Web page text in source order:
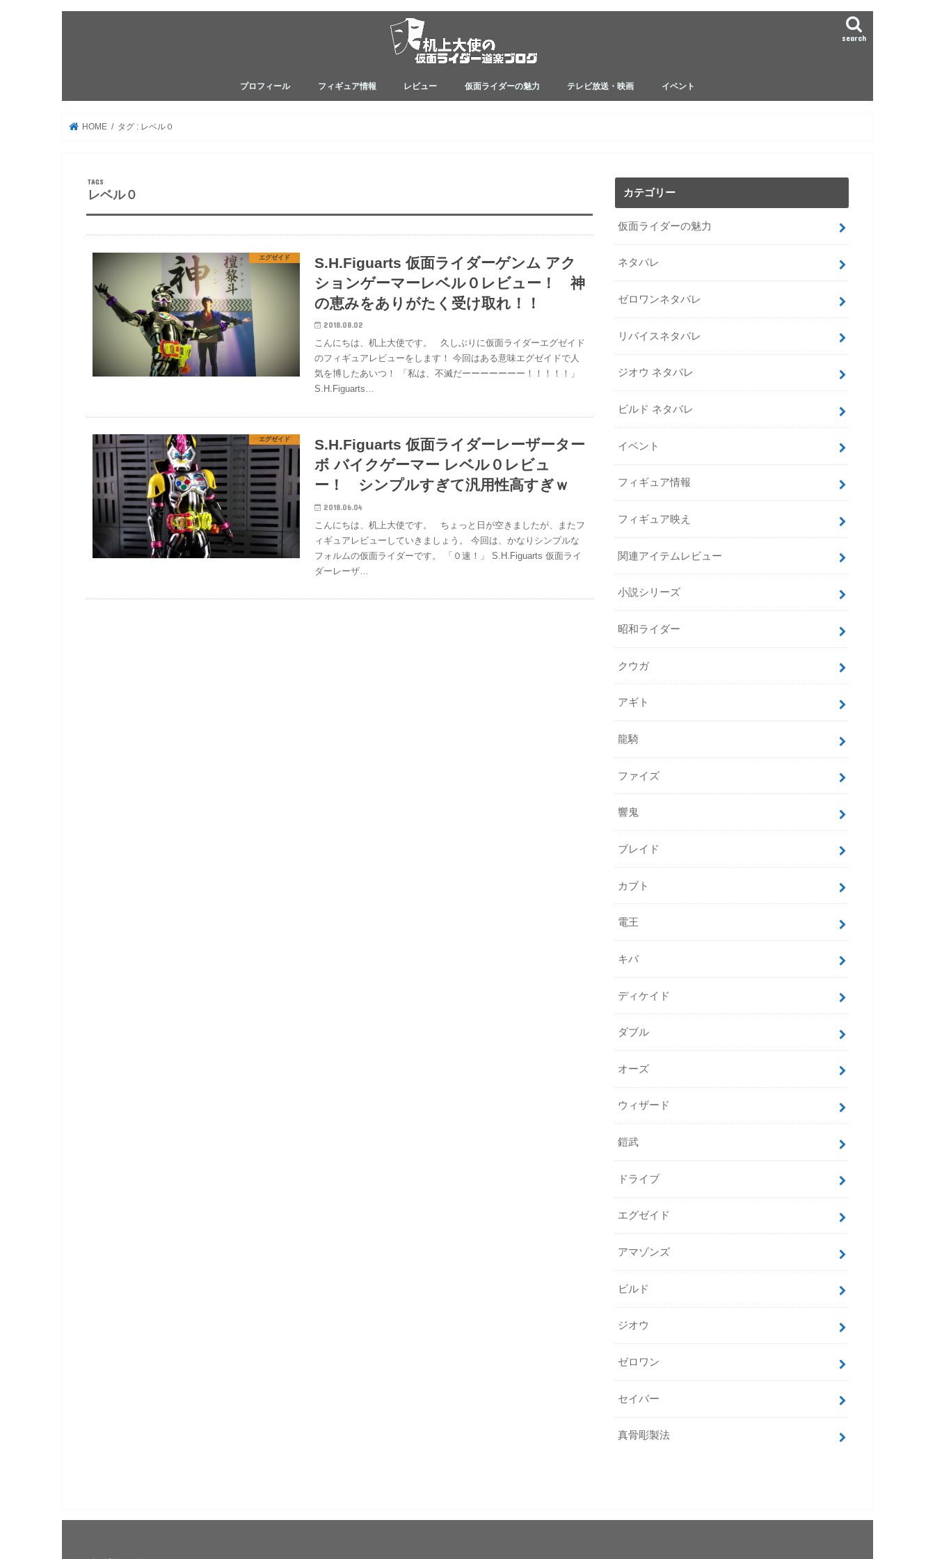
search
プロフィール フィギュア情報 レビュー 仮面ライダーの魅力 テレビ放送・映画 イベント
HOME タグ : レベル０
レベル０
エグゼイド
S.H.Figuarts 仮面ライダーゲンム アク
ションゲーマーレベル０レビュー！ 神
の恵みをありがたく受け取れ！！
2018.08.02
こんにちは、机上大使です。 久しぶりに仮面ライダーエグゼイド
のフィギュアレビューをします！ 今回はある意味エグゼイドで人
気を博したあいつ！ 「私は、不滅だーーーーーーー！！！！！」
S.H.Figuarts…
エグゼイド
S.H.Figuarts 仮面ライダーレーザーター
ボ バイクゲーマー レベル０レビュ
ー！ シンプルすぎて汎用性高すぎｗ
2018.06.04
こんにちは、机上大使です。 ちょっと日が空きましたが、またフ
ィギュアレビューしていきましょう。 今回は、かなりシンプルな
フォルムの仮面ライダーです。 「０速！」 S.H.Figuarts 仮面ライ
ダーレーザ…
カテゴリー
仮面ライダーの魅力
ネタバレ
ゼロワンネタバレ
リバイスネタバレ
ジオウ ネタバレ
ビルド ネタバレ
イベント
フィギュア情報
フィギュア映え
関連アイテムレビュー
小説シリーズ
昭和ライダー
クウガ
アギト
龍騎
ファイズ
響鬼
ブレイド
カブト
電王
キバ
ディケイド
ダブル
オーズ
ウィザード
鎧武
ドライブ
エグゼイド
アマゾンズ
ビルド
ジオウ
ゼロワン
セイバー
真骨彫製法